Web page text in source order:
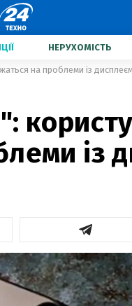
НЕРУХОМІСТЬ
на проблеми із
із